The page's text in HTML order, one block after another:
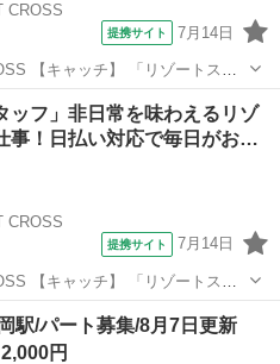
CROSS
提携サイト 7月14日
スタ
のお仕事！日払いでスグにお給
ッフッフ」非日常を味わえるリゾ
事！日払い対応で毎日がお…
CROSS
提携サイト 7月14日
スタ
のお仕事！日払い対応で毎日が
ント】 ＼新規ス
駅/パート募集/8月7日更新
円